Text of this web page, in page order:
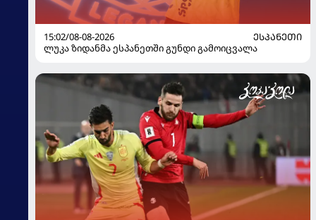
15:02/08-08-2026
ᲔᲡᲞᲐᲜᲔᲗᲘ
ლუკა ზიდანმა ესპანეთში გუნდი გამოიცვალა